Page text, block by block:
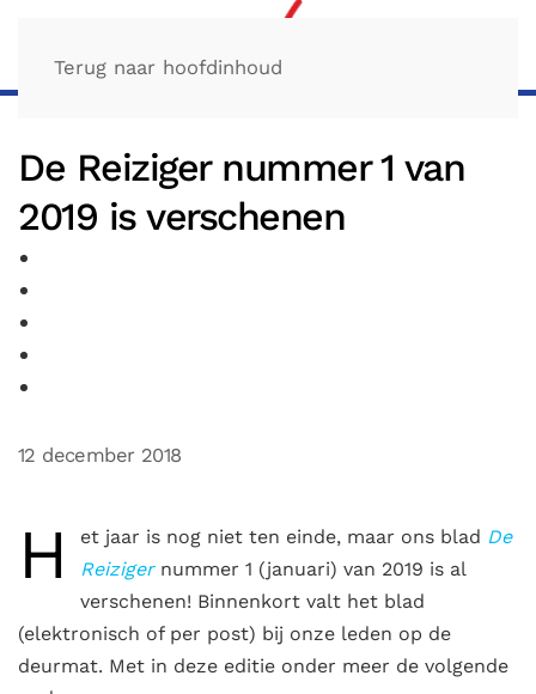
Terug naar hoofdinhoud
De Reiziger nummer 1 van
2019 is verschenen
12 december 2018
H et jaar is nog niet ten einde, maar ons blad De
Reizigernummer 1 (januari) van 2019 is al
verschenen! Binnenkort valt het blad
(elektronisch of per post) bij onze leden op de
deurmat. Met in deze editie onder meer de volgende